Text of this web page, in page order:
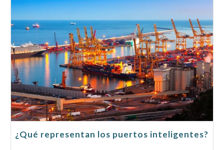
¿Qué representan los puertos inteligentes?